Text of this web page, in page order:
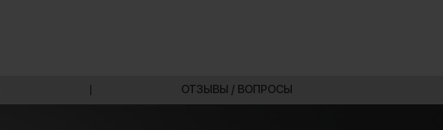
| ОТЗЫВЫ / ВОПРОСЫ